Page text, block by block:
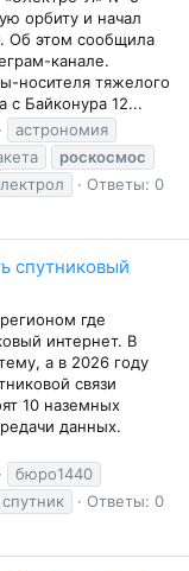
орбиту и начал
Об этом сообщила
канале.
носителя тяжелого
с Байконура 12...
астрономия
роскосмос
Ответы: 0
спутниковый
где
интернет. В
а в 2026 году
связи
10 наземных
данных.
бюро1440
спутник
Ответы: 0